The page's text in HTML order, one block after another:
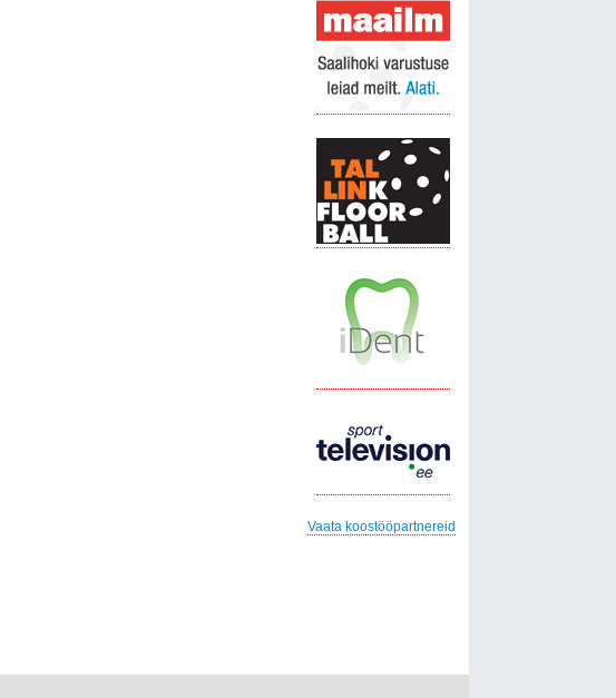
Vaata koostööpartnereid